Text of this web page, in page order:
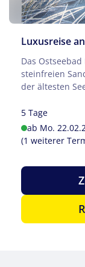
Luxusreise
Das
steinfreien
der ältesten
5 Tage
ab Mo.
(1 weiterer